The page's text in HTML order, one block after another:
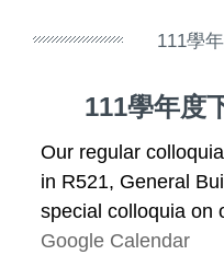
111學
111學年度
Our regular
in R521, General
special colloquia on
Google Calendar